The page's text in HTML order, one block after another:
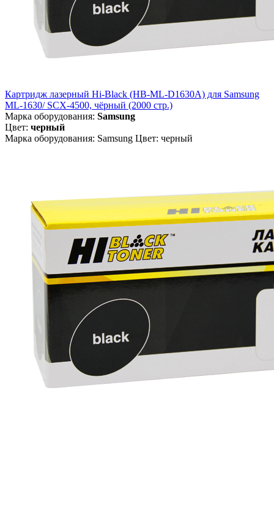
Картридж лазерный Hi-Black (HB-ML-D1630A) для Samsung
ML-1630/ SCX-4500, чёрный (2000 стр.)
Марка оборудования: Samsung
Цвет: черный
Марка оборудования: Samsung Цвет: черный